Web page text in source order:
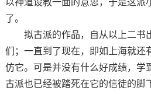
以神道设教一面的意思，于是这派
了。
拟古派的作品，自从以上二书
们；一直到了现在，即如上海就还
仿它。可是并没有什么好成绩，学
古派也已经被踏死在它的信徒的脚